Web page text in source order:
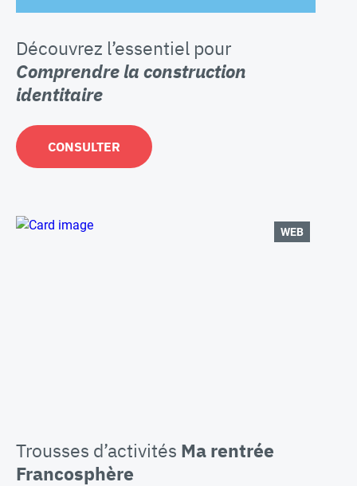
Découvrez l’essentiel pour
Comprendre la construction
identitaire
CONSULTER
WEB
Trousses d’activités Ma rentrée
Francosphère